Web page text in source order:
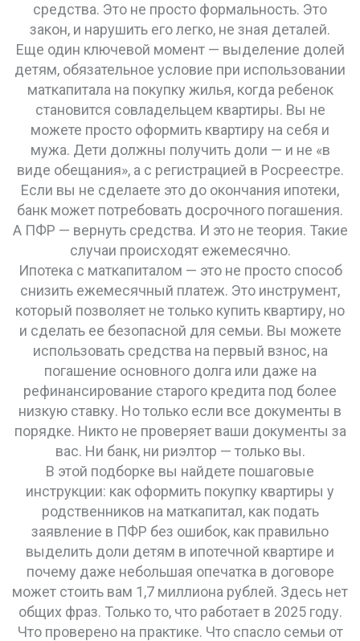
средства. Это не просто формальность. Это
закон, и нарушить его легко, не зная деталей.
Еще один ключевой момент — выделение долей
детям, обязательное условие при использовании
маткапитала на покупку жилья, когда ребенок
становится совладельцем квартиры. Вы не
можете просто оформить квартиру на себя и
мужа. Дети должны получить доли — и не «в
виде обещания», а с регистрацией в Росреестре.
Если вы не сделаете это до окончания ипотеки,
банк может потребовать досрочного погашения.
А ПФР — вернуть средства. И это не теория. Такие
случаи происходят ежемесячно.
Ипотека с маткапиталом — это не просто способ
снизить ежемесячный платеж. Это инструмент,
который позволяет не только купить квартиру, но
и сделать ее безопасной для семьи. Вы можете
использовать средства на первый взнос, на
погашение основного долга или даже на
рефинансирование старого кредита под более
низкую ставку. Но только если все документы в
порядке. Никто не проверяет ваши документы за
вас. Ни банк, ни риэлтор — только вы.
В этой подборке вы найдете пошаговые
инструкции: как оформить покупку квартиры у
родственников на маткапитал, как подать
заявление в ПФР без ошибок, как правильно
выделить доли детям в ипотечной квартире и
почему даже небольшая опечатка в договоре
может стоить вам 1,7 миллиона рублей. Здесь нет
общих фраз. Только то, что работает в 2025 году.
Что проверено на практике. Что спасло семьи от